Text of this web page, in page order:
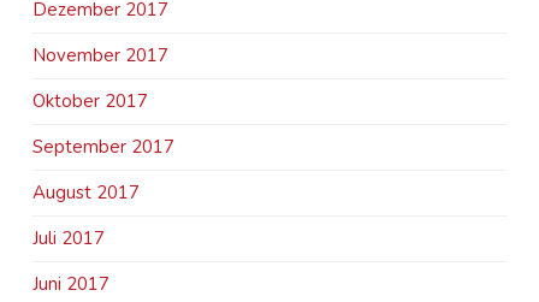
Dezember 2017
November 2017
Oktober 2017
September 2017
August 2017
Juli 2017
Juni 2017